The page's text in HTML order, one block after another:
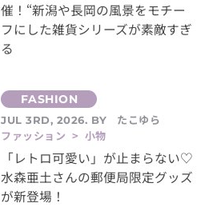
催！“新潟や長岡の風景をモチー
フにした雑貨シリーズが素敵すぎ
る
JUL 3RD, 2026. BY
たこゆら
ファッション > 小物
「レトロ可愛い」が止まらない♡
水森亜土さんの郵便局限定グッズ
が新登場！